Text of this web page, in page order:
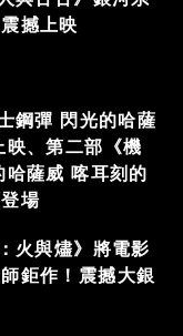
撼上映
鋼彈 閃光的哈薩
映、第二部《機
哈薩威 喀耳刻的
場
火與燼》將電影
鉅作！震撼大銀